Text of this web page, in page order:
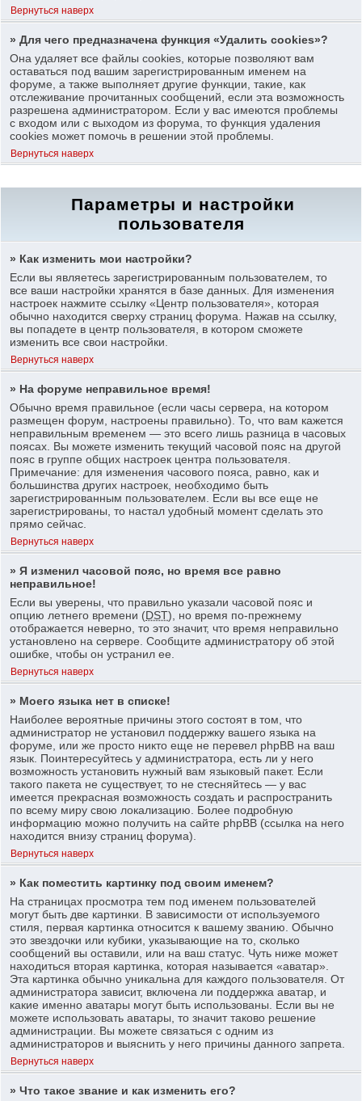
Вернуться наверх
» Для чего предназначена функция «Удалить cookies»?
Она удаляет все файлы cookies, которые позволяют вам
оставаться под вашим зарегистрированным именем на
форуме, а также выполняет другие функции, такие, как
отслеживание прочитанных сообщений, если эта возможность
разрешена администратором. Если у вас имеются проблемы
с входом или с выходом из форума, то функция удаления
cookies может помочь в решении этой проблемы.
Вернуться наверх
Параметры и настройки
пользователя
» Как изменить мои настройки?
Если вы являетесь зарегистрированным пользователем, то
все ваши настройки хранятся в базе данных. Для изменения
настроек нажмите ссылку «Центр пользователя», которая
обычно находится сверху страниц форума. Нажав на ссылку,
вы попадете в центр пользователя, в котором сможете
изменить все свои настройки.
Вернуться наверх
» На форуме неправильное время!
Обычно время правильное (если часы сервера, на котором
размещен форум, настроены правильно). То, что вам кажется
неправильным временем — это всего лишь разница в часовых
поясах. Вы можете изменить текущий часовой пояс на другой
пояс в группе общих настроек центра пользователя.
Примечание: для изменения часового пояса, равно, как и
большинства других настроек, необходимо быть
зарегистрированным пользователем. Если вы все еще не
зарегистрированы, то настал удобный момент сделать это
прямо сейчас.
Вернуться наверх
» Я изменил часовой пояс, но время все равно
неправильное!
Если вы уверены, что правильно указали часовой пояс и
опцию летнего времени (DST), но время по-прежнему
отображается неверно, то это значит, что время неправильно
установлено на сервере. Сообщите администратору об этой
ошибке, чтобы он устранил ее.
Вернуться наверх
» Моего языка нет в списке!
Наиболее вероятные причины этого состоят в том, что
администратор не установил поддержку вашего языка на
форуме, или же просто никто еще не перевел phpBB на ваш
язык. Поинтересуйтесь у администратора, есть ли у него
возможность установить нужный вам языковый пакет. Если
такого пакета не существует, то не стесняйтесь — у вас
имеется прекрасная возможность создать и распространить
по всему миру свою локализацию. Более подробную
информацию можно получить на сайте phpBB (ссылка на него
находится внизу страниц форума).
Вернуться наверх
» Как поместить картинку под своим именем?
На страницах просмотра тем под именем пользователей
могут быть две картинки. В зависимости от используемого
стиля, первая картинка относится к вашему званию. Обычно
это звездочки или кубики, указывающие на то, сколько
сообщений вы оставили, или на ваш статус. Чуть ниже может
находиться вторая картинка, которая называется «аватар».
Эта картинка обычно уникальна для каждого пользователя. От
администратора зависит, включена ли поддержка аватар, и
какие именно аватары могут быть использованы. Если вы не
можете использовать аватары, то значит таково решение
администрации. Вы можете связаться с одним из
администраторов и выяснить у него причины данного запрета.
Вернуться наверх
» Что такое звание и как изменить его?